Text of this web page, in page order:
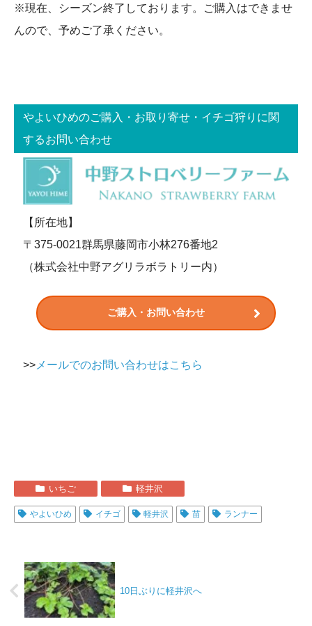
※現在、シーズン終了しております。ご購入はできませ
んので、予めご了承ください。
やよいひめのご購入・お取り寄せ・イチゴ狩りに関
するお問い合わせ
【所在地】
〒375-0021群馬県藤岡市小林276番地2
（株式会社中野アグリラボラトリー内）
ご購入・お問い合わせ
>>メールでのお問い合わせはこちら
いちご 軽井沢
やよいひめ イチゴ 軽井沢 苗 ランナー
10日ぶりに軽井沢へ